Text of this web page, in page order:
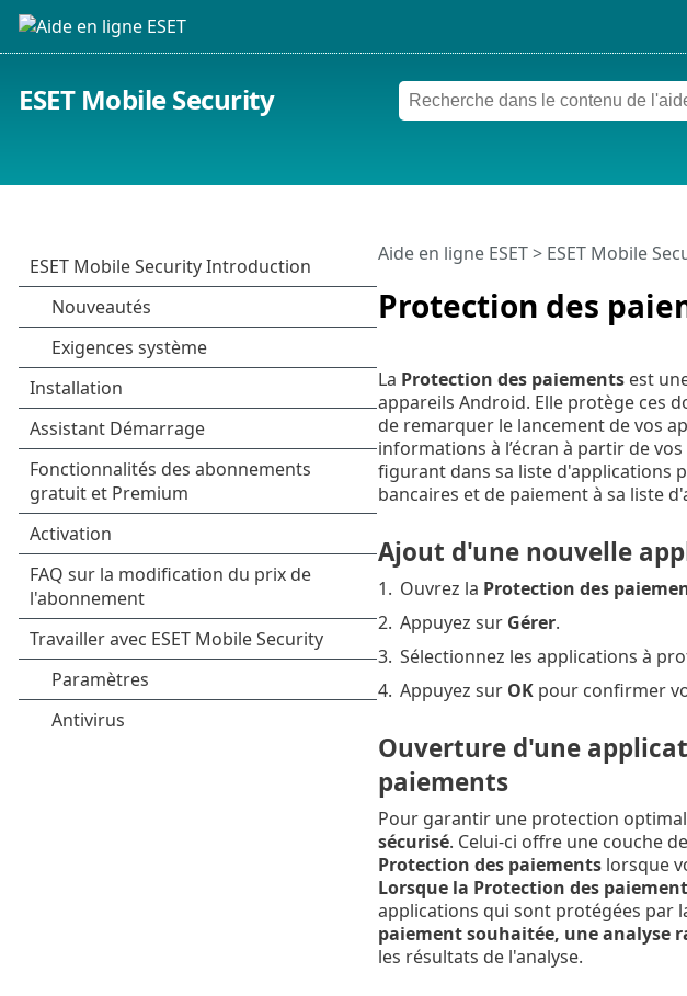
ESET Mobile Security
Protection des
Aide en ligne ESET> ESET Mobile
La Protection des paiementsest
appareils Android. Elle protège ces
de remarquer le lancement de vos
informations à l’écran à partir de
figurant dans sa liste d'applications
bancaires et de paiement à sa liste
Ajout d'une nouvelle
1. Ouvrez la Protection des
2. Appuyez sur Gérer.
3. Sélectionnez les applications à
4. Appuyez sur OKpour confirmer
Ouverture d'une
paiements
Pour garantir une protection
sécurisé. Celui-ci offre une couche
Protection des paiementslorsque
Lorsque la Protection des
applications qui sont protégées par
paiement souhaitée, une analyse
les résultats de l'analyse.